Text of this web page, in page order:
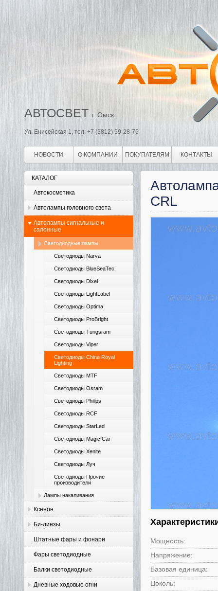
АВТОСВЕТ г. Омск
Ул. Енисейская 1, тел: +7 (3812) 59-28-75
НОВОСТИ О КОМПАНИИ ПОКУПАТЕЛЯМ КОНТАКТЫ
КАТАЛОГ
Автокосметика
Автолампы головного света
Автолампы сигнальные и
салонные
Светодиодные лампы
Светодиоды Narva
Светодиоды BlueSeaTec
Светодиоды Dixel
Светодиоды LightLabel
Светодиоды Optima
Светодиоды ProBright
Светодиоды Tungsram
Светодиоды Viper
Светодиоды China Royal
Lighting
Светодиоды MTF
Светодиоды Osram
Светодиоды Philips
Светодиоды RCF
Светодиоды StarLed
Светодиоды Magic Car
Светодиоды Xenite
Светодиоды Луч
Светодиоды Прочие
производители
Лампы накаливания
Ксенон
Би-линзы
Штатные фары и фонари
Фары светодиодные
Балки светодиодные
Дневные ходовые огни
CRL
Мощность:
Напряжение:
Базовая единица:
Цоколь: